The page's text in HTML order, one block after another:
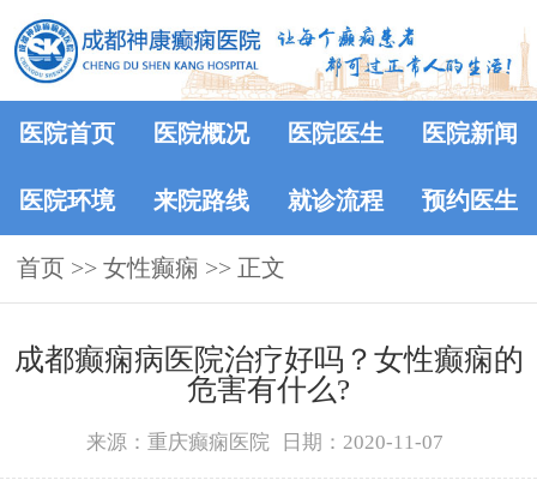
医院首页 医院概况 医院医生 医院新闻
医院环境 来院路线 就诊流程 预约医生
首页 >> 女性癫痫 >> 正文
成都癫痫病医院治疗好吗？女性癫痫的
危害有什么?
来源：重庆癫痫医院 日期：2020-11-07